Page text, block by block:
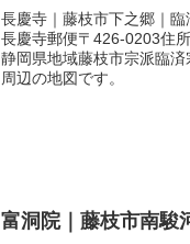
長慶寺｜藤枝市下之郷｜
長慶寺郵便〒426-0203住
静岡県地域藤枝市宗派臨
周辺の地図です。
富洞院｜藤枝市南駿